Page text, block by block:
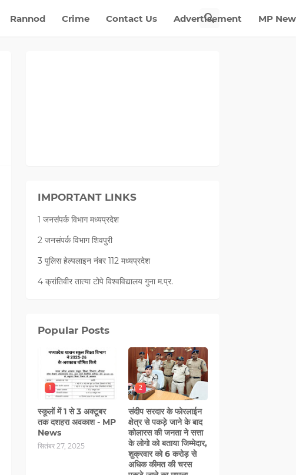
Rannod Crime Contact Us Advertisement MP
IMPORTANT LINKS
1 जनसंपर्क विभाग मध्यप्रदेश
2 जनसंपर्क विभाग शिवपुरी
3 पुलिस हेल्पलाइन नंबर 112 मध्‍यप्रदेश
4 क्रांतिवीर तात्या टोपे विश्वविद्यालय गुना म.प्र.
Popular Posts
1
स्कूलों में 1 से 3 अक्टूबर
तक दशहरा अवकाश - MP
News
सितंबर 27, 2025
2
संदीप सरदार के फोरलाईन
क्षेत्र से पकड़े जाने के बाद
कोलारस की जनता ने सत्ता
के लोगो को बताया जिम्मेदार,
शुक्रवार को 6 करोड़ से
अधिक कीमत की चरस